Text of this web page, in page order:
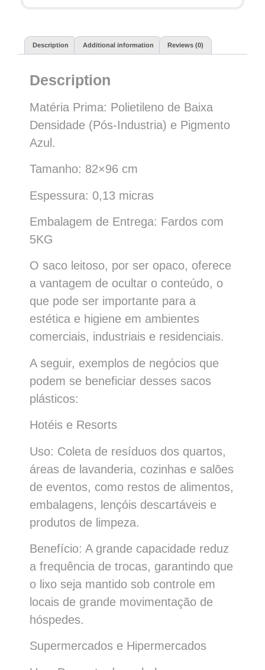
Description Additional information Reviews (0)
Description
Matéria Prima: Polietileno de Baixa
Densidade (Pós-Industria) e Pigmento
Azul.
Tamanho: 82×96 cm
Espessura: 0,13 micras
Embalagem de Entrega: Fardos com
5KG
O saco leitoso, por ser opaco, oferece
a vantagem de ocultar o conteúdo, o
que pode ser importante para a
estética e higiene em ambientes
comerciais, industriais e residenciais.
A seguir, exemplos de negócios que
podem se beneficiar desses sacos
plásticos:
Hotéis e Resorts
Uso: Coleta de resíduos dos quartos,
áreas de lavanderia, cozinhas e salões
de eventos, como restos de alimentos,
embalagens, lençóis descartáveis e
produtos de limpeza.
Benefício: A grande capacidade reduz
a frequência de trocas, garantindo que
o lixo seja mantido sob controle em
locais de grande movimentação de
hóspedes.
Supermercados e Hipermercados